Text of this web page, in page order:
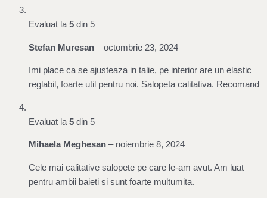
Evaluat la 5 din 5
Stefan Muresan – octombrie 23, 2024
Imi place ca se ajusteaza in talie, pe interior are un elastic
reglabil, foarte util pentru noi. Salopeta calitativa. Recomand
Evaluat la 5 din 5
Mihaela Meghesan – noiembrie 8, 2024
Cele mai calitative salopete pe care le-am avut. Am luat
pentru ambii baieti si sunt foarte multumita.